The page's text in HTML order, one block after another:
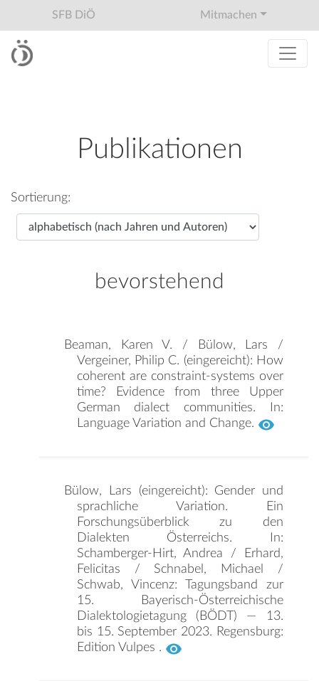
SFB DiÖ Mitmachen
Publikationen
Sortierung:
bevorstehend
Beaman, Karen V. / Bülow, Lars /
Vergeiner, Philip C. (eingereicht): How
coherent are constraint-systems over
time? Evidence from three Upper
German dialect communities. In:
Language Variation and Change.
Bülow, Lars (eingereicht): Gender und
sprachliche Variation. Ein
Forschungsüberblick zu den
Dialekten Österreichs. In:
Schamberger-Hirt, Andrea / Erhard,
Felicitas / Schnabel, Michael /
Schwab, Vincenz: Tagungsband zur
15. Bayerisch-Österreichische
Dialektologietagung (BÖDT) — 13.
bis 15. September 2023. Regensburg:
Edition Vulpes .